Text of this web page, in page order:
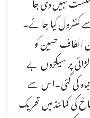
کنٹرول کیا جائے۔
حسین کو
پر سیکڑوں بے
کی گئی۔اس سے
کی کمائنڈ میں تحریک